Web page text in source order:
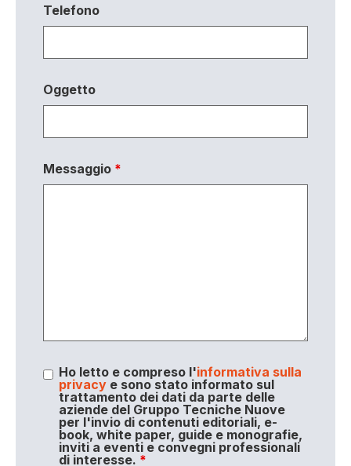
Telefono
Oggetto
Messaggio *
Ho letto e compreso l'informativa sulla
privacye sono stato informato sul
trattamento dei dati da parte delle
aziende del Gruppo Tecniche Nuove
per l'invio di contenuti editoriali, e-
book, white paper, guide e monografie,
inviti a eventi e convegni professionali
di interesse. *